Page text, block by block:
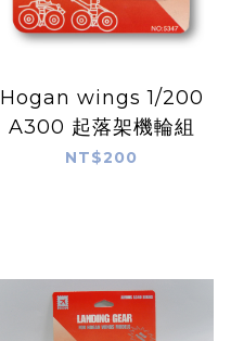
Hogan wings 1/200
A300 起落架機輪組
NT$200